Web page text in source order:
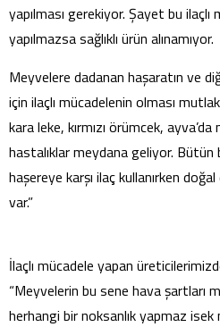
yapılması gerekiyor. Şayet bu
yapılmazsa sağlıklı ürün alınamıyor.
Meyvelere dadanan haşaratın ve
için ilaçlı mücadelenin olması
kara leke, kırmızı örümcek,
hastalıklar meydana geliyor. Bütün
haşereye karşı ilaç kullanırken
var.”
İlaçlı mücadele yapan
“Meyvelerin bu sene hava şartları
herhangi bir noksanlık yapmaz